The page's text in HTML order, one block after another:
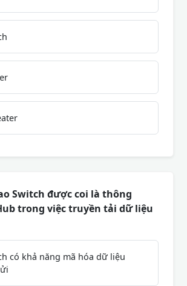
Switch được coi là thông
trong việc truyền tải dữ liệu
có khả năng mã hóa dữ liệu